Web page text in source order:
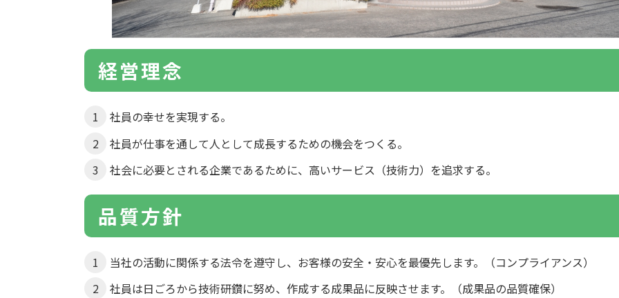
経営理念
社員の幸せを実現する。
社員が仕事を通して人として成長するための機会をつくる。
社会に必要とされる企業であるために、高いサービス（技術力）を追求する。
品質方針
当社の活動に関係する法令を遵守し、お客様の安全・安心を最優先します。（コンプライアンス）
社員は日ごろから技術研鑽に努め、作成する成果品に反映させます。（成果品の品質確保）